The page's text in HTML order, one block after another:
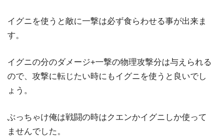
イグニを使うと敵に一撃は必ず食らわせる事が出来ま
す。
イグニの分のダメージ+一撃の物理攻撃分は与えられる
ので、攻撃に転じたい時にもイグニを使うと良いでし
ょう。
ぶっちゃけ俺は戦闘の時はクエンかイグニしか使って
ませんでした。